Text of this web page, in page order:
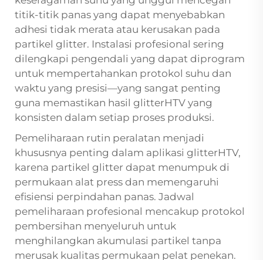
titik-titik panas yang dapat menyebabkan
adhesi tidak merata atau kerusakan pada
partikel glitter. Instalasi profesional sering
dilengkapi pengendali yang dapat diprogram
untuk mempertahankan protokol suhu dan
waktu yang presisi—yang sangat penting
guna memastikan hasil glitterHTV yang
konsisten dalam setiap proses produksi.
Pemeliharaan rutin peralatan menjadi
khususnya penting dalam aplikasi glitterHTV,
karena partikel glitter dapat menumpuk di
permukaan alat press dan memengaruhi
efisiensi perpindahan panas. Jadwal
pemeliharaan profesional mencakup protokol
pembersihan menyeluruh untuk
menghilangkan akumulasi partikel tanpa
merusak kualitas permukaan pelat penekan.